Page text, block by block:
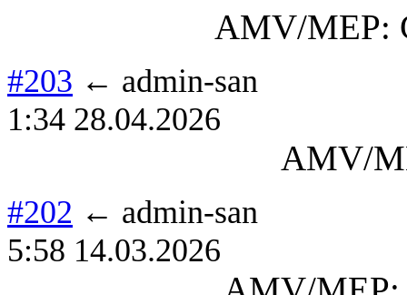
AMV/MEP:
#203 ← admin-san
1:34 28.04.2026
AMV/
#202 ← admin-san
5:58 14.03.2026